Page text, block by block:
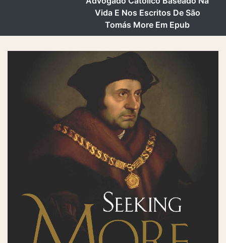
Vida E Nos Escritos De São
Tomás More Em Epub